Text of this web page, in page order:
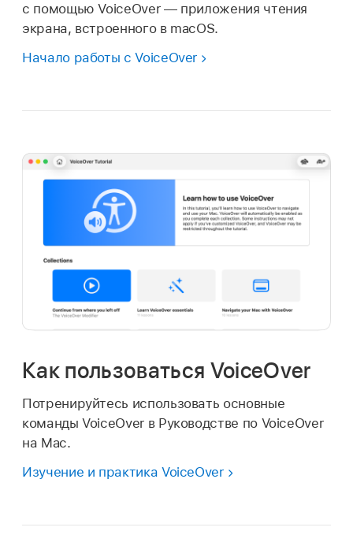
с помощью VoiceOver — приложения чтения
экрана, встроенного в macOS.
Начало работы с VoiceOver
Как пользоваться VoiceOver
Потренируйтесь использовать основные
команды VoiceOver в Руководстве по VoiceOver
на Mac.
Изучение и практика VoiceOver